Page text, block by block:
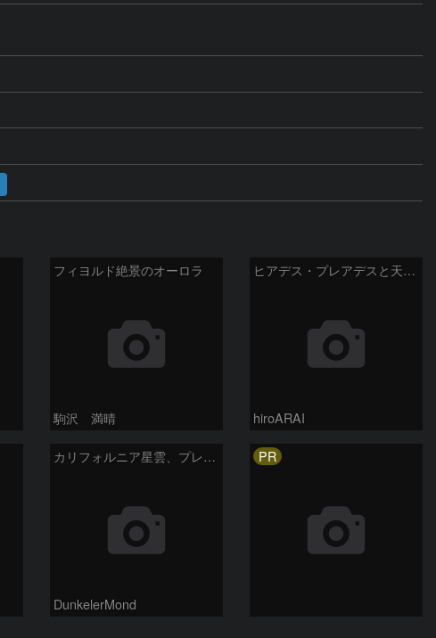
フィヨルド絶景のオーロラ
駒沢 満晴
ヒアデス・プレアデスと天王星
hiroARAI
カリフォルニア星雲、プレアデス、ヒアデス周辺
DunkelerMond
PR